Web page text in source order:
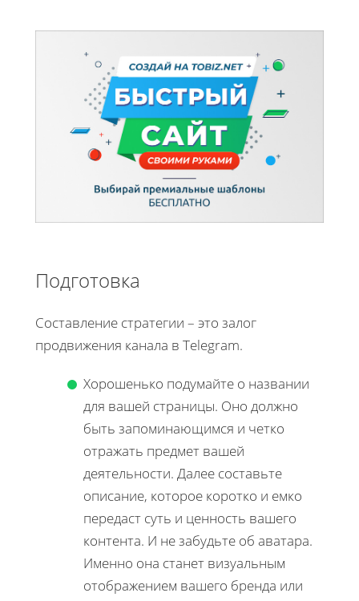
Подготовка
Составление стратегии – это залог
продвижения канала в Telegram.
Хорошенько подумайте о названии
для вашей страницы. Оно должно
быть запоминающимся и четко
отражать предмет вашей
деятельности. Далее составьте
описание, которое коротко и емко
передаст суть и ценность вашего
контента. И не забудьте об аватара.
Именно она станет визуальным
отображением вашего бренда или